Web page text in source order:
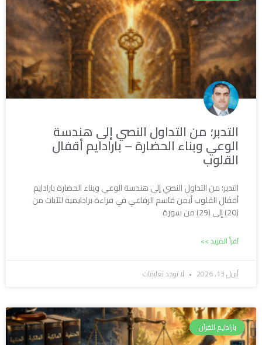
التدبر؛ من التداول النصي إلى هندسة
الوعي وبناء الحضارة – بارادايم أقفال
القلوب
التدبر؛ من التداول النصي إلى هندسة الوعي وبناء الحضارة بارادايم
أقفال القلوب أيمن قاسم الرفاعي في قراءة برادايمية للآيات من
(20) إلى (29) من سورة
اقرأ المزيد >>
أبريل 13, 2026 لا توجد تعليقات
بارادايم القرآن